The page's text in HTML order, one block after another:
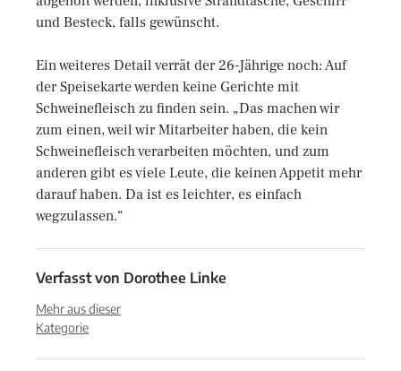
und Besteck, falls gewünscht.
Ein weiteres Detail verrät der 26-Jährige noch: Auf
der Speisekarte werden keine Gerichte mit
Schweinefleisch zu finden sein. „Das machen wir
zum einen, weil wir Mitarbeiter haben, die kein
Schweinefleisch verarbeiten möchten, und zum
anderen gibt es viele Leute, die keinen Appetit mehr
darauf haben. Da ist es leichter, es einfach
wegzulassen.“
Verfasst von Dorothee Linke
Mehr aus dieser
Kategorie